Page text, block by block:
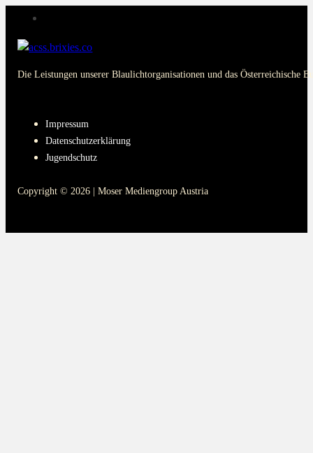
Die Leistungen unserer Blaulichtorganisationen und das Österreichische
Impressum
Datenschutzerklärung
Jugendschutz
Copyright © 2026 | Moser Mediengroup Austria